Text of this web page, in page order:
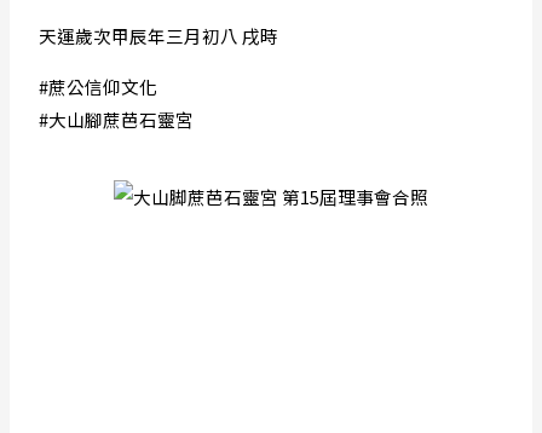
天運歲次甲辰年三月初八 戌時
#蔗公信仰文化
#大山腳蔗芭石靈宮